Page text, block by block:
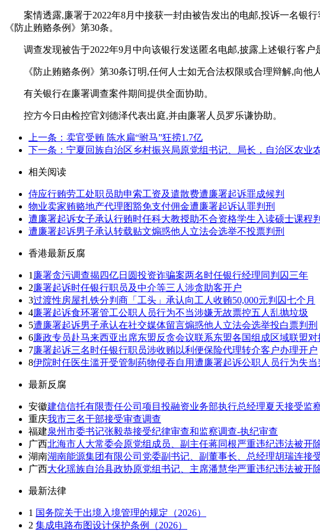
案情透露,廉署于2022年8月中接获一封由被告发出的电邮,投诉一名银
《防止贿赂条例》第30条。
调查发现被告于2022年9月中向该银行发送匿名电邮,披露上述银行客户
《防止贿赂条例》第30条订明,任何人士如无合法权限或合理辩解,向他
有关银行在廉署调查案件期间提供全面协助。
控方今日由检控官刘德泽代表出庭,并由廉署人员罗乐谦协助。
上一条：卖官受贿 陈水扁“驸马”狂捞1.7亿
下一条：宁夏回族自治区乡村振兴局原党组书记、局长，自治区农业
相关阅读
侍应行贿劳工处职员助申索工资及遣散费遭廉署起诉罪成候判
物业卖家贿赂地产代理图豁免支付佣金遭廉署起诉认罪判刑
遭廉署起诉女子承认行贿时任科大教授助不合资格学生入读硕士课程
遭廉署起诉男子承认转载贴文煽惑他人立法会选举不投票判刑
香港最新反腐
1 廉署贪污调查揭四亿日圆投资诈骗案两名时任银行经理同判囚三年
2廉署起诉时任银行职员及中介等三人涉贪助客开户
3过渡性房屋扎铁分判商「工头」承认向工人收贿50,000元判囚七个月
4廉署起诉食环署管工公职人员行为不当涉嫌无故票控五人乱抛垃圾
5遭廉署起诉男子承认在社交媒体留言煽惑他人立法会选举投白票判刑
6廉政专员赴马来西亚出席东盟反贪会议联系东盟各国组成区域联盟对
7廉署起诉三名时任银行职员涉收贿以利便保险代理转介客户办理开户
8伊院时任医生滥开受管制药物侵吞自用遭廉署起诉公职人员行为失当
最新反腐
安徽建信信托有限责任公司项目投融资业务部执行总经理夏天接受监
重庆我市三名干部接受审查调查
福建泉州市委书记张毅恭接受纪律审查和监察调查-执纪审查
广西北海市人大常委会原党组成员、副主任蒋同根严重违纪违法被开
湖南湖南能源集团有限公司党委副书记、副董事长、总经理胡瑞连接
广西大化瑶族自治县政协原党组书记、主席潘慧华严重违纪违法被开
最新法律
1 国务院关于出境入境管理的规定（2026）
2 集成电路布图设计保护条例（2026）